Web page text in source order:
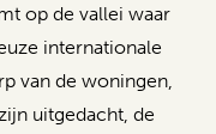
op de vallei waar
internationale
van de woningen,
uitgedacht, de